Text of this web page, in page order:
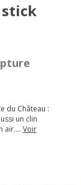
stick
du Château :
un clin
air.… Voir